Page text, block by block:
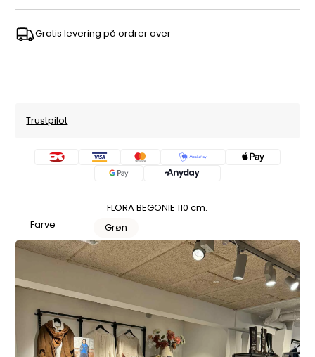
Gratis levering på ordrer over
Trustpilot
FLORA BEGONIE 110 cm.
Farve
Grøn